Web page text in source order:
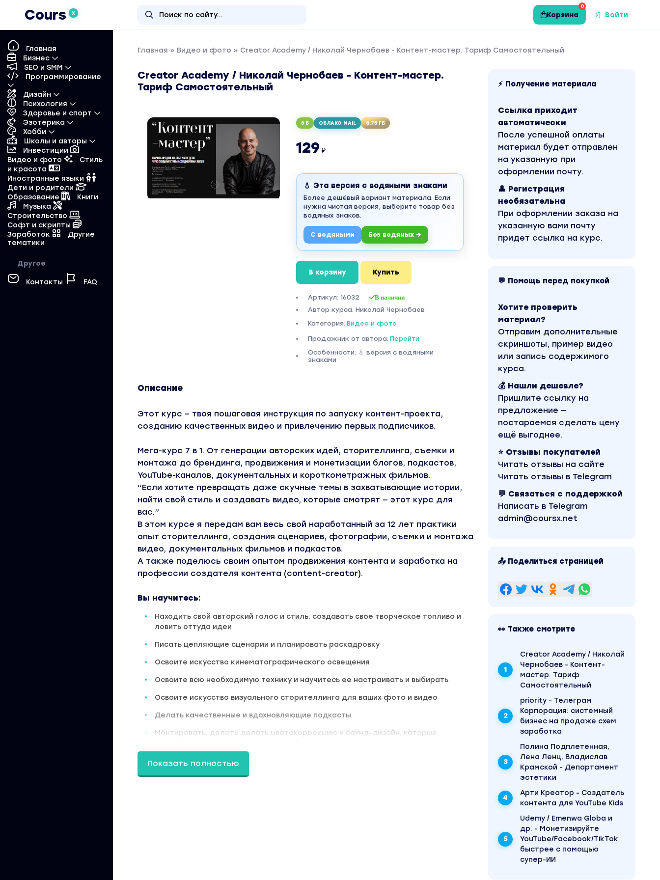
Cours X
0
Корзина Войти
Главная
Бизнес
SEO и SMM
Программирование
Дизайн
Психология
Здоровье и спорт
Эзотерика
Хобби
Школы и авторы
Инвестиции
Видео и фото
Стиль
и красота
Иностранные языки
Дети и родители
Образование
Книги
Музыка
Строительство
Софт и скрипты
Заработок
Другие
тематики
Другое
Контакты FAQ
Главная » Видео и фото » Creator Academy / Николай Чернобаев - Контент-мастер. Тариф Самостоятельный
Creator Academy / Николай Чернобаев - Контент-мастер.
Тариф Самостоятельный
3 Б ОБЛАКО MAIL 8.75 ГБ
129 ₽
💧 Эта версия с водяными знаками
Более дешёвый вариант материала. Если
нужна чистая версия, выберите товар без
водяных знаков.
С водяными Без водяных →
В корзину Купить
Артикул: 16032 В наличии
Автор курса: Николай Чернобаев
Категория: Видео и фото
Продажник от автора: Перейти
Особенности: 💧 версия с водяными
знаками
Описание
Этот курс – твоя пошаговая инструкция по запуску контент-проекта,
созданию качественных видео и привлечению первых подписчиков.
Мега-курс 7 в 1. От генерации авторских идей, сторителлинга, съемки и
монтажа до брендинга, продвижения и монетизации блогов, подкастов,
YouTube-каналов, документальных и короткометражных фильмов.
“Если хотите превращать даже скучные темы в захватывающие истории,
найти свой стиль и создавать видео, которые смотрят — этот курс для
вас.”
В этом курсе я передам вам весь свой наработанный за 12 лет практики
опыт сторителлинга, создания сценариев, фотографии, съемки и монтажа
видео, документальных фильмов и подкастов.
А также поделюсь своим опытом продвижения контента и заработка на
профессии создателя контента (content-creator).
Вы научитесь:
Находить свой авторский голос и стиль, создавать свое творческое топливо и
ловить оттуда идеи
Писать цепляющие сценарии и планировать раскадровку
Освоите искусство кинематографического освещения
Освоите всю необходимую технику и научитесь ее настраивать и выбирать
Освоите искусство визуального сторителлинга для ваших фото и видео
Делать качественные и вдохновляющие подкасты
Монтировать, делать делать цветокоррекцию и саунд-дизайн, которые
И самое главное - вы освоите востребованную профессию автора
контента и сможете либо развивать свой личный бренд, либо устроиться
Показать полностью
⚡ Получение материала
Ссылка приходит
автоматически
После успешной оплаты
материал будет отправлен
на указанную при
оформлении почту.
👤 Регистрация
необязательна
При оформлении заказа на
указанную вами почту
придет ссылка на курс.
💬 Помощь перед покупкой
Хотите проверить
материал?
Отправим дополнительные
скриншоты, пример видео
или запись содержимого
курса.
💰 Нашли дешевле?
Пришлите ссылку на
предложение —
постараемся сделать цену
ещё выгоднее.
⭐ Отзывы покупателей
Читать отзывы на сайте
Читать отзывы в Telegram
💬 Связаться с поддержкой
Написать в Telegram
admin@coursx.net
📤 Поделиться страницей
👀 Также смотрите
Creator Academy / Николай
Чернобаев - Контент-
мастер. Тариф
Самостоятельный
priority - Телеграм
Корпорация: системный
бизнес на продаже схем
заработка
Полина Подплетенная,
Лена Ленц, Владислав
Крамской - Департамент
эстетики
Арти Креатор - Создатель
контента для YouTube Kids
Udemy / Emenwa Globa и
др. - Монетизируйте
YouTube/Facebook/TikTok
быстрее с помощью
супер-ИИ